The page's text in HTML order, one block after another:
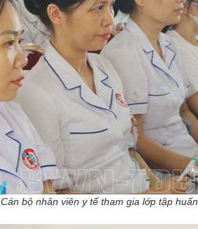
Cán bộ nhân viên y tế tham gia lớp tập huấn